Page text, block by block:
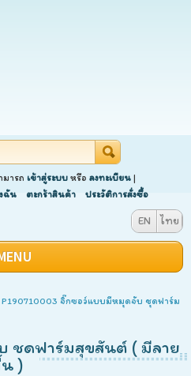
EN ไทย
ารถ เข้าสู่ระบบหรือ ลงทะเบียน|
ฉัน ตะกร้าสินค้า ประวัติการสั่งซื้อ
P190710003 จิ๊กซอว์แบบมีหมุดจับ ชุดฟาร์ม
ชุดฟาร์มสุขสันต์ ( มีลาย
)